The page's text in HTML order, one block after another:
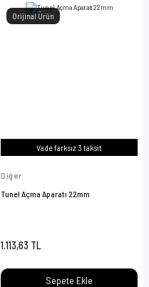
Orijinal Ürün
Vade farksız 3 taksit
Diğer
Tunel Açma Aparatı 22mm
1.113,63 TL
Sepete Ekle